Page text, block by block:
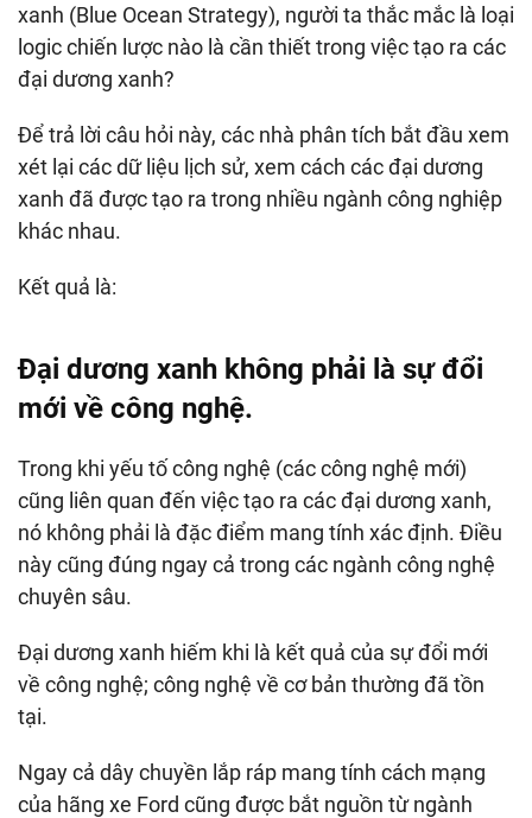
xanh (Blue Ocean Strategy), người ta thắc mắc là loại
logic chiến lược nào là cần thiết trong việc tạo ra các
đại dương xanh?
Để trả lời câu hỏi này, các nhà phân tích bắt đầu xem
xét lại các dữ liệu lịch sử, xem cách các đại dương
xanh đã được tạo ra trong nhiều ngành công nghiệp
khác nhau.
Kết quả là:
Đại dương xanh không phải là sự đổi
mới về công nghệ.
Trong khi yếu tố công nghệ (các công nghệ mới)
cũng liên quan đến việc tạo ra các đại dương xanh,
nó không phải là đặc điểm mang tính xác định. Điều
này cũng đúng ngay cả trong các ngành công nghệ
chuyên sâu.
Đại dương xanh hiếm khi là kết quả của sự đổi mới
về công nghệ; công nghệ về cơ bản thường đã tồn
tại.
Ngay cả dây chuyền lắp ráp mang tính cách mạng
của hãng xe Ford cũng được bắt nguồn từ ngành